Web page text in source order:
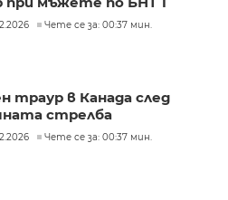
Чете се за: 00:37 мин.
траур в Канада след
стрелба
Чете се за: 00:37 мин.